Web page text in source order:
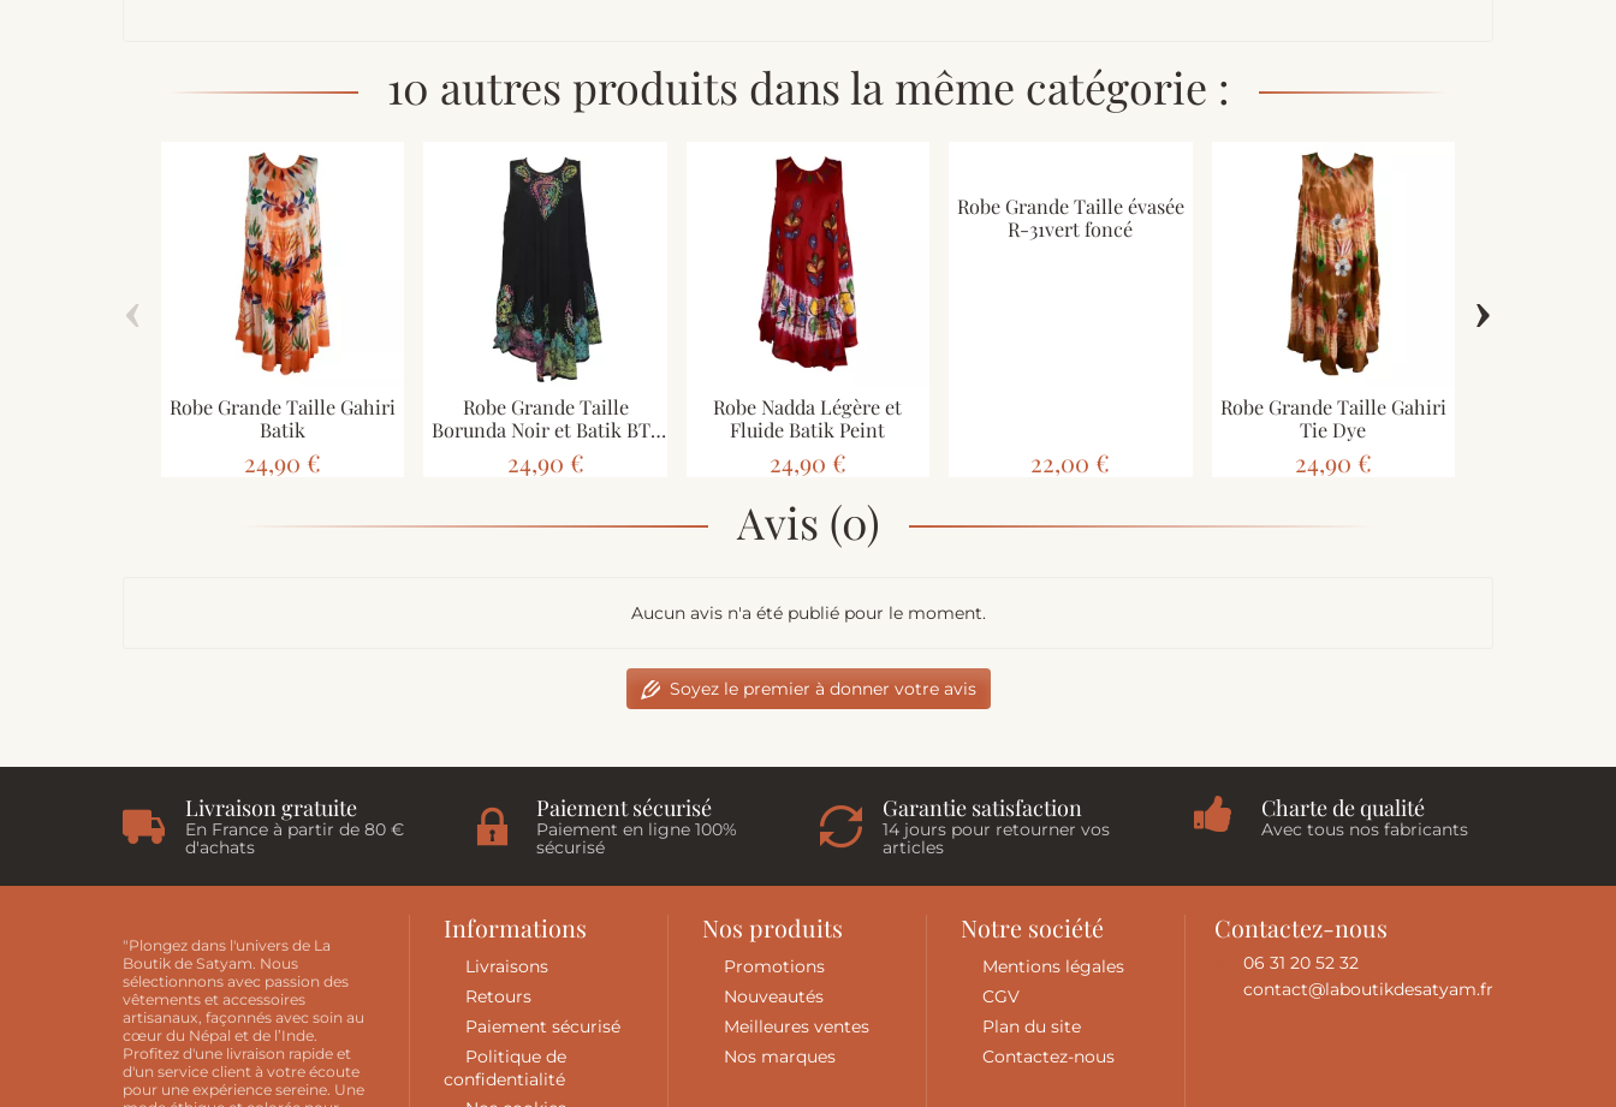
10 autres produits dans la même catégorie :
Robe Grande Taille Gahiri
Batik
24,90 €
Robe Grande Taille
Borunda Noir et Batik BT-
24,90 €
Robe Nadda Légère et
Fluide Batik Peint
24,90 €
Robe Grande Taille évasée
R-31vert foncé
22,00 €
Robe Grande Taille Gahiri
Tie Dye
24,90 €
‹ ›
Avis (0)
Aucun avis n'a été publié pour le moment.
Soyez le premier à donner votre avis
Livraison gratuite
En France à partir de 80 €
d'achats
Paiement sécurisé
Paiement en ligne 100%
sécurisé
Garantie satisfaction
14 jours pour retourner vos
articles
Charte de qualité
Avec tous nos fabricants
"Plongez dans l'univers de La
Boutik de Satyam. Nous
sélectionnons avec passion des
vêtements et accessoires
artisanaux, façonnés avec soin au
cœur du Népal et de l’Inde.
Profitez d'une livraison rapide et
d'un service client à votre écoute
pour une expérience sereine. Une
Informations
Livraisons
Retours
Paiement sécurisé
Politique de
confidentialité
Nos produits
Promotions
Nouveautés
Meilleures ventes
Nos marques
Notre société
Mentions légales
CGV
Plan du site
Contactez-nous
Contactez-nous
06 31 20 52 32
contact@laboutikdesatyam.fr